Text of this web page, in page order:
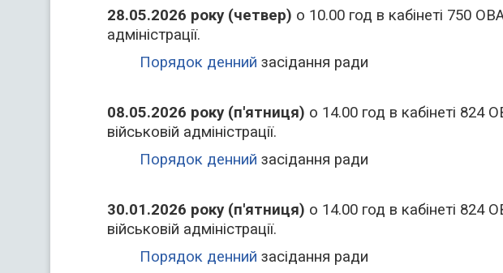
28.05.2026 року (четвер) о 10.00 год в кабінеті 750
адміністрації.
Порядок денний засідання ради
08.05.2026 року (п'ятниця) о 14.00 год в кабінеті 824
військовій адміністрації.
Порядок денний засідання ради
30.01.2026 року (п'ятниця) о 14.00 год в кабінеті 824
військовій адміністрації.
Порядок денний засідання ради